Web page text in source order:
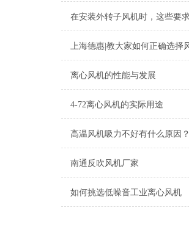
离心风机的性能与发展
4-72离心风机的实际用途
高温风机吸力不好有什么原因？
南通反吹风机厂家
如何挑选低噪音工业离心风机